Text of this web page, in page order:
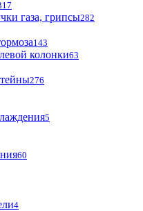
газа, грипсы282
143
колонки63
276
5
60
4